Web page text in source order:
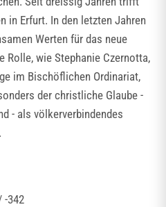
in Erfurt. In den letzten Jahren
Werten für das neue
Rolle, wie Stephanie Czernotta,
im Bischöflichen Ordinariat,
der christliche Glaube -
- als völkerverbindendes
-342